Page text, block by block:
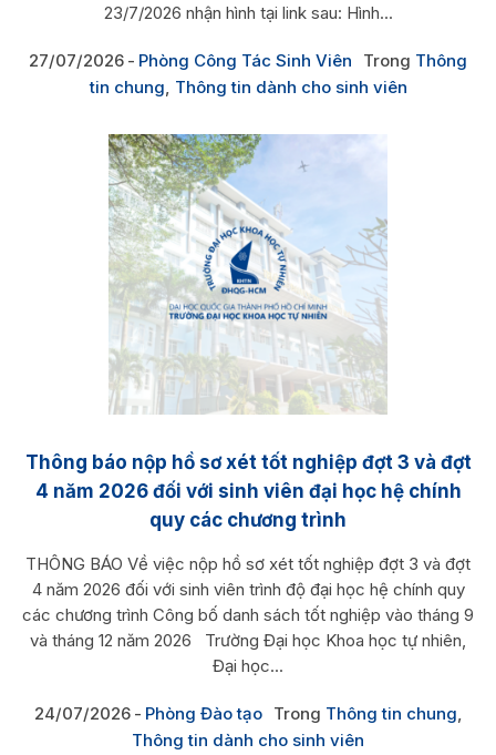
23/7/2026 nhận hình tại link sau: Hình...
27/07/2026 Phòng Công Tác Sinh Viên Trong Thông
tin chung, Thông tin dành cho sinh viên
Thông báo nộp hồ sơ xét tốt nghiệp đợt 3 và đợt
4 năm 2026 đối với sinh viên đại học hệ chính
quy các chương trình
THÔNG BÁO Về việc nộp hồ sơ xét tốt nghiệp đợt 3 và đợt
4 năm 2026 đối với sinh viên trình độ đại học hệ chính quy
các chương trình Công bố danh sách tốt nghiệp vào tháng 9
và tháng 12 năm 2026 Trường Đại học Khoa học tự nhiên,
Đại học...
24/07/2026 Phòng Đào tạo Trong Thông tin chung,
Thông tin dành cho sinh viên